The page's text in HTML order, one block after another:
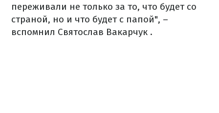
переживали не только за то, что будет со
страной, но и что будет с папой", –
вспомнил Святослав Вакарчук .